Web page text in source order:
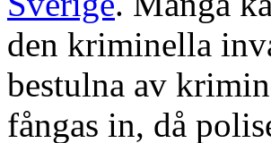
den kriminella
bestulna av
fångas in, då